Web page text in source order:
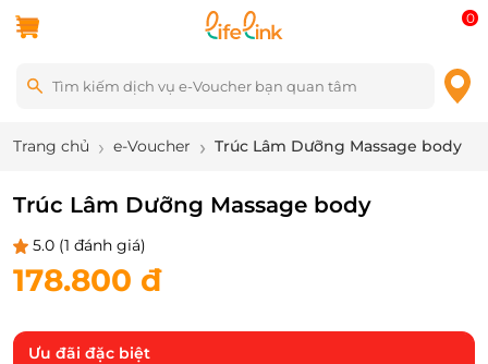
0
Trang chủ e-Voucher Trúc Lâm Dưỡng Massage body
Trúc Lâm Dưỡng Massage body
5.0 (1 đánh giá)
178.800 đ
Ưu đãi đặc biệt